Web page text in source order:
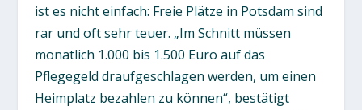
ist es nicht einfach: Freie Plätze in Potsdam sind
rar und oft sehr teuer. „Im Schnitt müssen
monatlich 1.000 bis 1.500 Euro auf das
Pflegegeld draufgeschlagen werden, um einen
Heimplatz bezahlen zu können“, bestätigt